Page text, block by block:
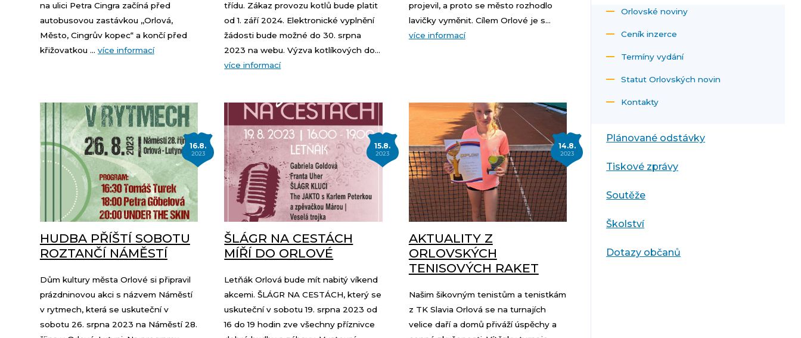
na ulici Petra Cingra začíná před
autobusovou zastávkou ,,Orlová,
Město, Cingrův kopec“ a končí před
křižovatkou ... více informací
třídu. Zákaz provozu kotlů bude platit
od 1. září 2024. Elektronické vyplnění
žádosti bude možné do 30. srpna
2023 na webu. Výzva kotlíkových do...
více informací
projevil, a proto se město rozhodlo
lavičky vyměnit. Cílem Orlové je s...
více informací
16.8.
2023
HUDBA PŘÍŠTÍ SOBOTU
ROZTANČÍ NÁMĚSTÍ
Dům kultury města Orlové si připravil
prázdninovou akci s názvem Náměstí
v rytmech, která se uskuteční v
sobotu 26. srpna 2023 na Náměstí 28.
15.8.
2023
ŠLÁGR NA CESTÁCH
MÍŘÍ DO ORLOVÉ
Letňák Orlová bude mít nabitý víkend
akcemi. ŠLÁGR NA CESTÁCH, který se
uskuteční v sobotu 19. srpna 2023 od
16 do 19 hodin zve všechny příznivce
14.8.
2023
AKTUALITY Z
ORLOVSKÝCH
TENISOVÝCH RAKET
Našim šikovným tenistům a tenistkám
z TK Slavia Orlová se na turnajích
velice daří a domů přiváží úspěchy a
Orlovské noviny
Ceník inzerce
Termíny vydání
Statut Orlovských novin
Kontakty
Plánované odstávky
Tiskové zprávy
Soutěže
Školství
Dotazy občanů